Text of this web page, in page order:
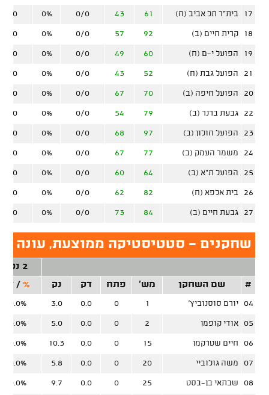
17 בית"ר תל אביב (ח) 61
43
0/0
0%
0/0
18 קרית חיים (ב) 92
57
0/0
0%
0/0
19 הפועל י-ם (ח) 60
49
0/0
0%
0/0
21 הפועל גבת (ח) 52
43
0/0
0%
0/0
20 הפועל חיפה (ב) 70
67
0/0
0%
0/0
22 גבעת ברנר (ב) 79
54
0/0
0%
0/0
23 הפועל חולון (ב) 97
68
0/0
0%
0/0
24 משמר העמק (ב) 77
67
0/0
0%
0/0
25 הפועל ת"א (ב) 64
60
0/0
0%
0/0
26 בית אלפא (ח) 82
62
0/0
0%
0/0
27 גבעת חיים (ב) 84
73
0/0
0%
0/0
שחקנים - סטטיסטיקה ממוצעת, עונה
2 נק'
#
שם השחקן מש' פתח דק נק %
/ זר
04 יורם סוסנוביץ' 1
0
0.0
3.0
0.0%
05 אודי קופמן 2
0
0.0
5.0
0.0%
06 חיים שטרקמן 15
0
0.0
10.3
0.0%
07 משה גולוביי 20
0
0.0
5.8
0.0%
08 שבתאי בן-בסט 25
0
0.0
9.7
0.0%